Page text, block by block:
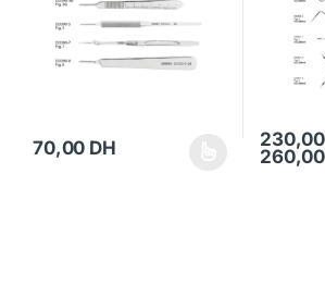
70,00 DH
Ce produit a plusieurs variations. Les
230,00
260,00
Ce